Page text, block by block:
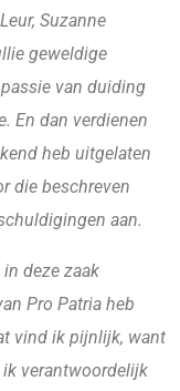
Suzanne
geweldige
van duiding
En dan verdienen
heb uitgelaten
die beschreven
aan.
deze zaak
Pro Patria heb
vind ik pijnlijk, want
verantwoordelijk